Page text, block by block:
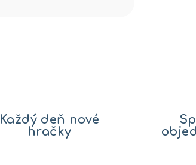
Každý deň nové
hračky